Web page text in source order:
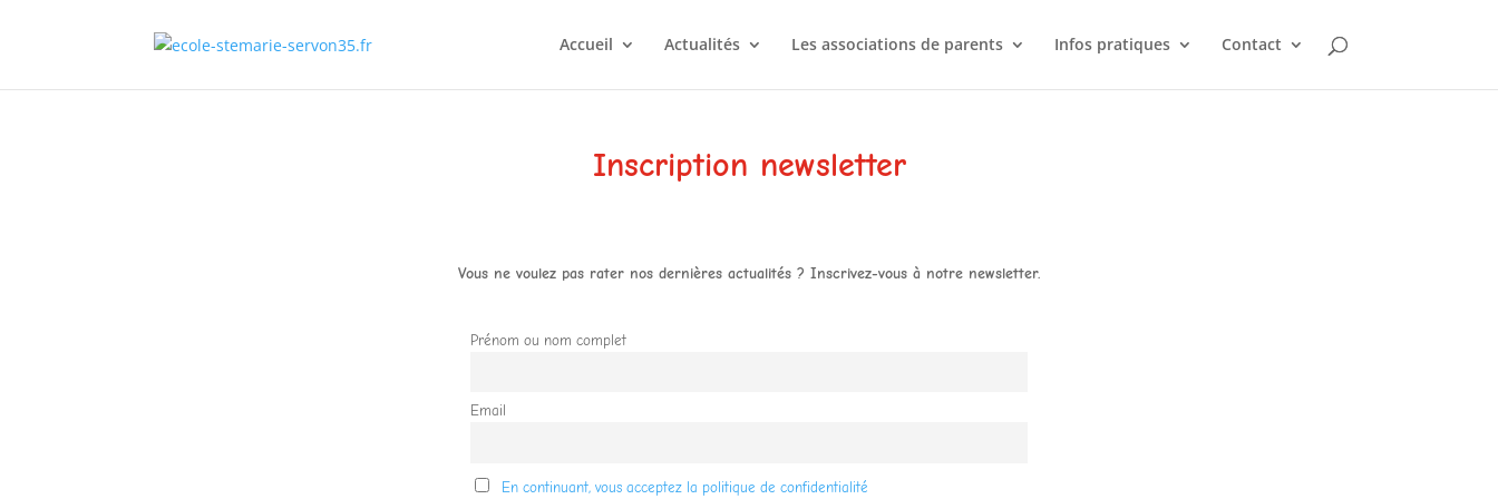
Accueil Actualités Les associations de parents Infos pratiques Contact
Inscription newsletter
Vous ne voulez pas rater nos dernières actualités ? Inscrivez-vous à notre newsletter.
Prénom ou nom complet
Email
En continuant, vous acceptez la politique de confidentialité